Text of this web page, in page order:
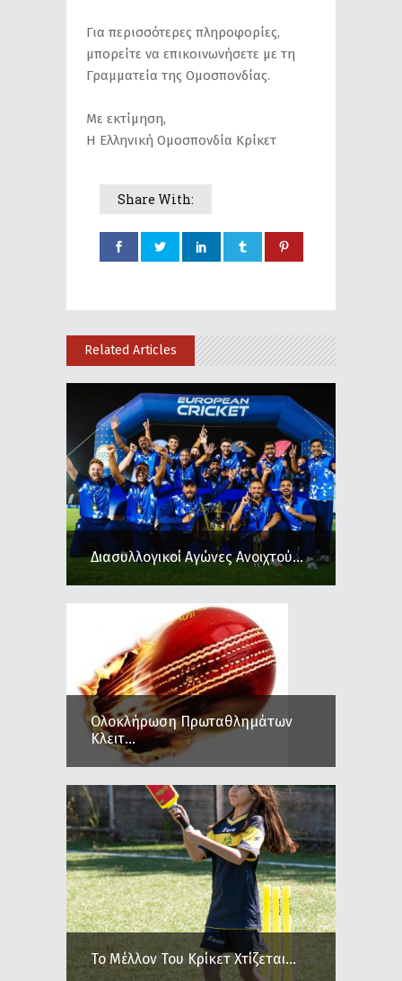
Για περισσότερες πληροφορίες,
μπορείτε να επικοινωνήσετε με τη
Γραμματεία της Ομοσπονδίας.
Με εκτίμηση,
Η Ελληνική Ομοσπονδία Κρίκετ
Share With:
Related Articles
Διασυλλογικοί Αγώνες Ανοιχτού...
Ολοκλήρωση Πρωταθλημάτων
Κλειτ...
Το Μέλλον Του Κρίκετ Χτίζεται...